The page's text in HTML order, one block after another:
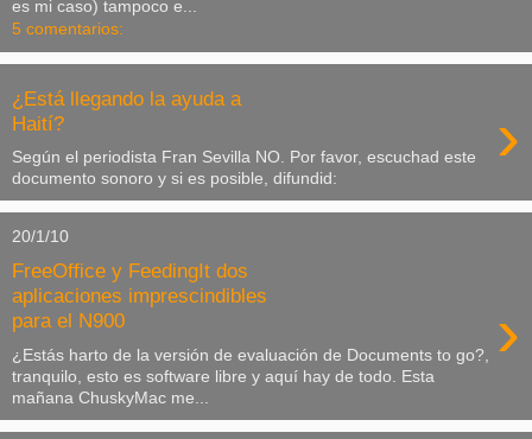
es mi caso) tampoco e...
5 comentarios:
¿Está llegando la ayuda a
Haití?
›
Según el periodista Fran Sevilla NO. Por favor, escuchad este
documento sonoro y si es posible, difundid:
20/1/10
FreeOffice y FeedingIt dos
aplicaciones imprescindibles
para el N900
›
¿Estás harto de la versión de evaluación de Documents to go?,
tranquilo, esto es software libre y aquí hay de todo. Esta
mañana ChuskyMac me...